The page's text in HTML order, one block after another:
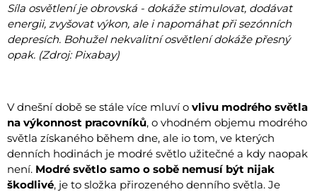
Síla osvětlení je obrovská - dokáže stimulovat, dodávat
energii, zvyšovat výkon, ale i napomáhat při sezónních
depresích. Bohužel nekvalitní osvětlení dokáže přesný
opak. (Zdroj: Pixabay)
V dnešní době se stále více mluví o vlivu modrého světla
na výkonnost pracovníků, o vhodném objemu modrého
světla získaného během dne, ale io tom, ve kterých
denních hodinách je modré světlo užitečné a kdy naopak
není. Modré světlo samo o sobě nemusí být nijak
škodlivé, je to složka přirozeného denního světla. Je